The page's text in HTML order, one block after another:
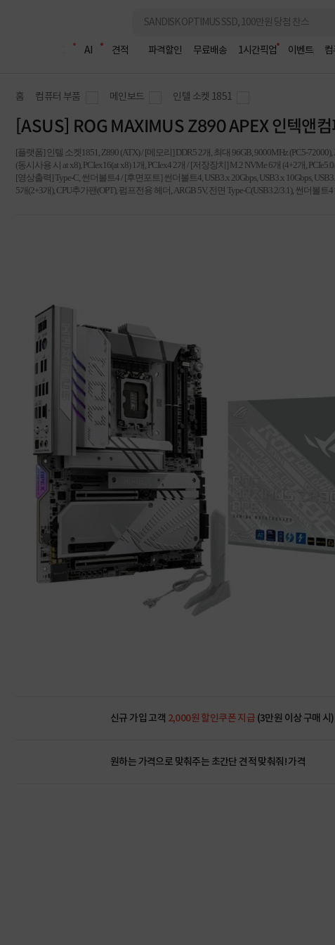
AI 견적 파격할인 무료배송 1시간픽업 이벤트
홈 컴퓨터 부품 메인보드 인텔 소켓 1851
[ASUS] ROG MAXIMUS Z890 APEX 인텍앤
[플랫폼] 인텔 소켓1851, Z890 (ATX) / [메모리] DDR5 2개, 최대 96GB, 9000MHz (PC5-
(동시사용 시 at x8), PCIex16(at x8) 1개, PCIex4 2개 / [저장장치] M.2 NVMe 6개 (4+2개,
[영상출력] Type-C, 썬더볼트4 / [후면포트] 썬더볼트4, USB3.x 20Gbps, USB3.x 10Gbps,
5개(2+3개), CPU추가팬(OPT), 펌프전용 헤더, ARGB 5V, 전면 Type-C(USB3.2/3.1), 썬더볼트4
신규 가입 고객 2,000원 할인쿠폰 지급 (3만원 이상 구매 시)
원하는 가격으로 맞춰주는 초간단 견적 맞춰줘! 가격